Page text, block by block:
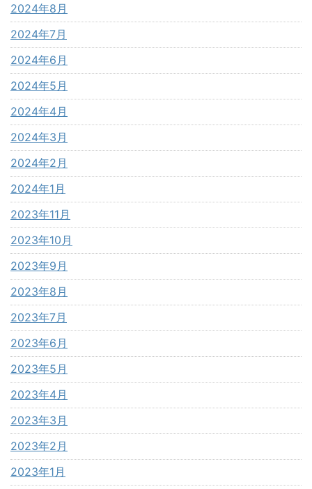
2024年8月
2024年7月
2024年6月
2024年5月
2024年4月
2024年3月
2024年2月
2024年1月
2023年11月
2023年10月
2023年9月
2023年8月
2023年7月
2023年6月
2023年5月
2023年4月
2023年3月
2023年2月
2023年1月